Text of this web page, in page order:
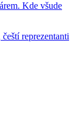
Kde všude
reprezentanti